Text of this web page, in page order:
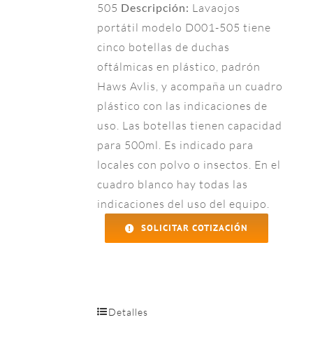
505 Descripción: Lavaojos
portátil modelo D001-505 tiene
cinco botellas de duchas
oftálmicas en plástico, padrón
Haws Avlis, y acompaña un cuadro
plástico con las indicaciones de
uso. Las botellas tienen capacidad
para 500ml. Es indicado para
locales con polvo o insectos. En el
cuadro blanco hay todas las
indicaciones del uso del equipo.
SOLICITAR COTIZACIÓN
Detalles